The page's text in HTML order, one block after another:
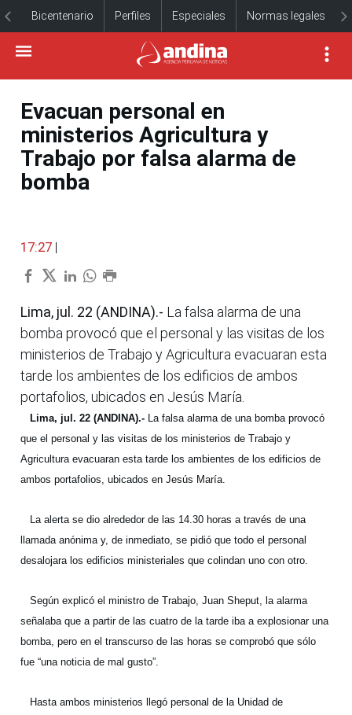
Bicentenario Perfiles Especiales Normas legales
Evacuan personal en
ministerios Agricultura y
Trabajo por falsa alarma de
bomba
17:27 |
Lima, jul. 22 (ANDINA).- La falsa alarma de una
bomba provocó que el personal y las visitas de los
ministerios de Trabajo y Agricultura evacuaran esta
tarde los ambientes de los edificios de ambos
portafolios, ubicados en Jesús María.
Lima, jul. 22 (ANDINA).- La falsa alarma de una bomba provocó
que el personal y las visitas de los ministerios de Trabajo y
Agricultura evacuaran esta tarde los ambientes de los edificios de
ambos portafolios, ubicados en Jesús María.
La alerta se dio alrededor de las 14.30 horas a través de una
llamada anónima y, de inmediato, se pidió que todo el personal
desalojara los edificios ministeriales que colindan uno con otro.
Según explicó el ministro de Trabajo, Juan Sheput, la alarma
señalaba que a partir de las cuatro de la tarde iba a explosionar una
bomba, pero en el transcurso de las horas se comprobó que sólo
fue “una noticia de mal gusto”.
Hasta ambos ministerios llegó personal de la Unidad de